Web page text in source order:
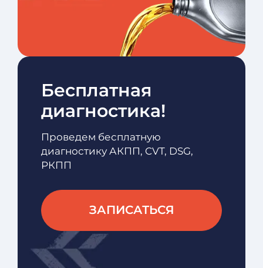
Бесплатная
диагностика!
Проведем бесплатную
диагностику АКПП, CVT, DSG,
РКПП
ЗАПИСАТЬСЯ